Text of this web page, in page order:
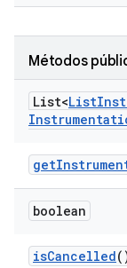
Métodos
List<List
get
boolean
isCancelled